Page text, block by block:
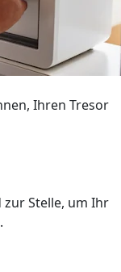
Ihren Tresor
zur Stelle, um Ihr